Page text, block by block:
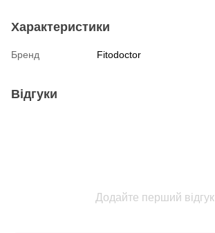
Характеристики
Бренд Fitodoctor
Відгуки
Додайте перший відгук